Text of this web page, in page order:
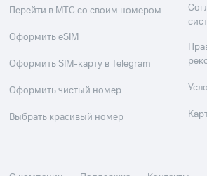
Перейти в МТС со своим номером
Оформить eSIM
Оформить SIM-карту в Telegram
Оформить чистый номер
Выбрать красивый номер